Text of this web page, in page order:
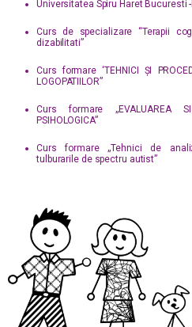
Universitatea Spiru Haret Bucuresti
Curs de specializare “Terapii
dizabilitati”
Curs formare ‘TEHNICI ȘI
LOGOPATIILOR”
Curs formare „EVALUAREA SI
PSIHOLOGICA”
Curs formare „Tehnici de
tulburarile de spectru autist”